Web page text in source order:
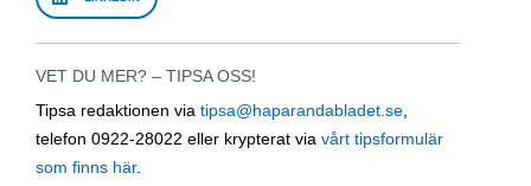
VET DU MER? – TIPSA OSS!
Tipsa redaktionen via tipsa@haparandabladet.se
telefon 0922-28022 eller krypterat via vårt tipsformulär
som finns här.